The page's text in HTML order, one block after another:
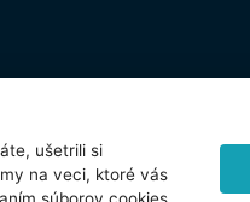
ušetrili si
na veci, ktoré vás